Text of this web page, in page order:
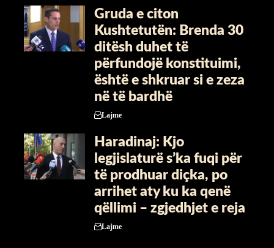
Gruda e citon
Kushtetutën: Brenda 30
ditësh duhet të
përfundojë konstituimi,
është e shkruar si e zeza
në të bardhë
Lajme
Haradinaj: Kjo
legjislaturë s’ka fuqi për
të prodhuar diçka, po
arrihet aty ku ka qenë
qëllimi – zgjedhjet e reja
Lajme